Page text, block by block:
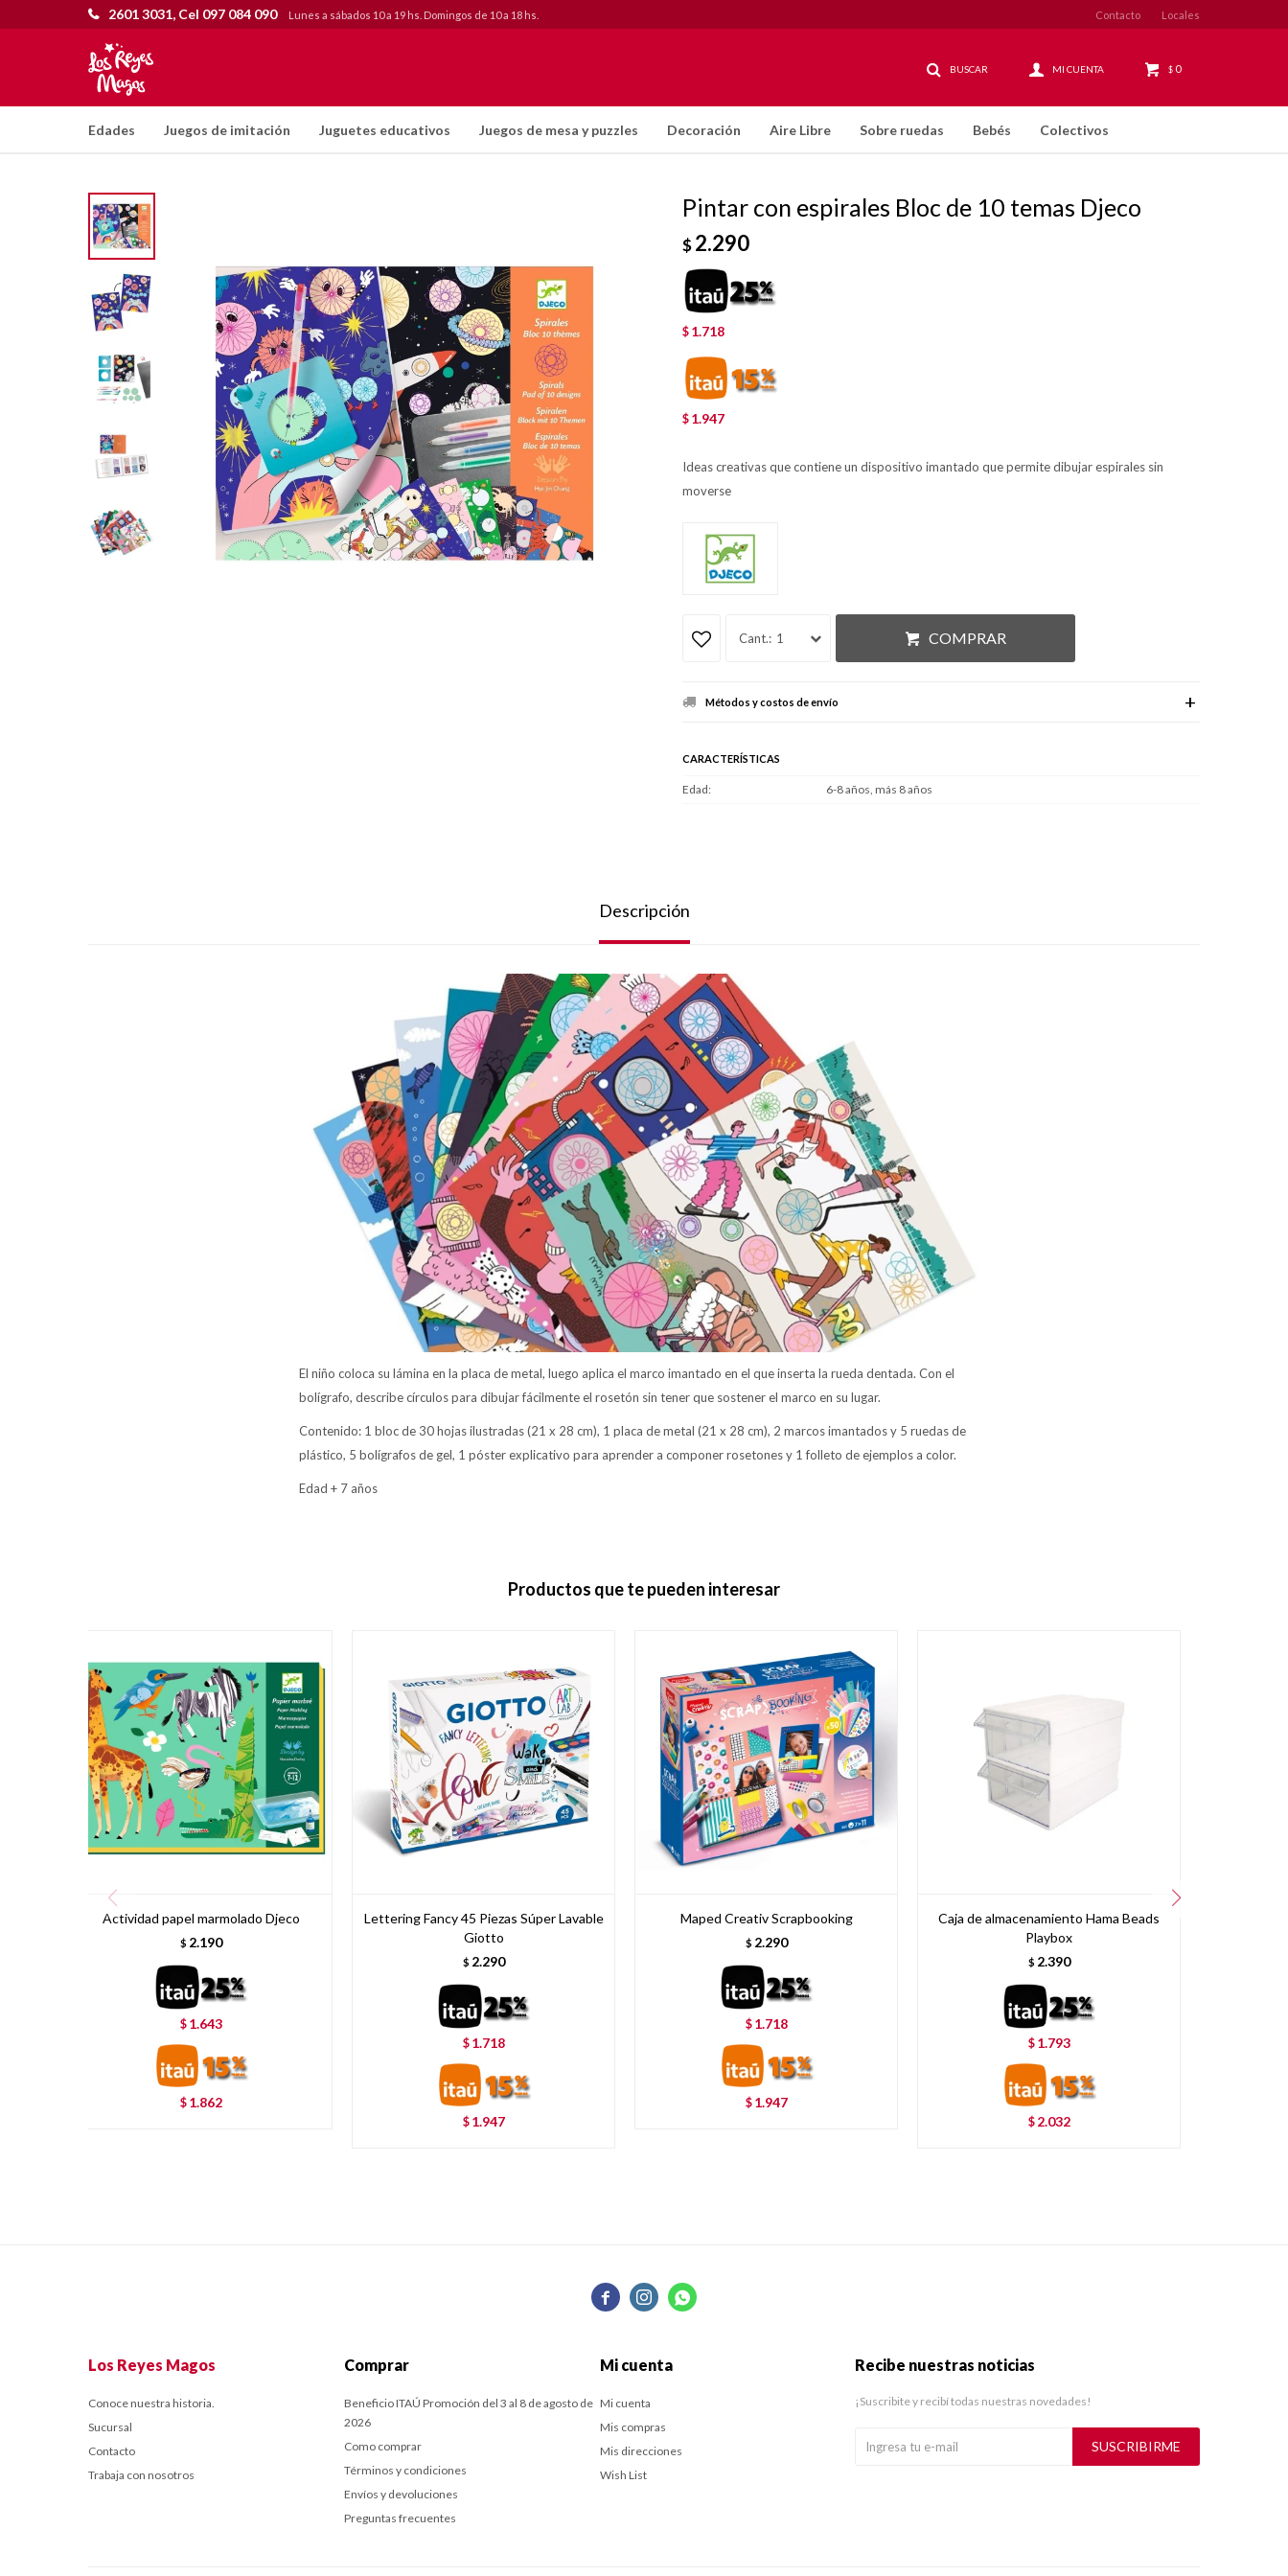
Edades Juegos de imitación Juguetes educativos Juegos de mesa y puzzles Decoración Aire Libre Sobre ruedas Bebés Colectivos
$ 0
2601 3031, Cel 097 084 090 Lunes a sábados 10 a 19 hs. Domingos de 10 a 18 hs. Contacto Locales
Pintar con espirales Bloc de 10 temas Djeco
$2.290
$ 1.718
$ 1.947
Ideas creativas que contiene un dispositivo imantado que permite dibujar espirales sin
moverse
1 COMPRAR
Métodos y costos de envío
CARACTERÍSTICAS
Edad 6-8 años, más 8 años
Descripción
El niño coloca su lámina en la placa de metal, luego aplica el marco imantado en el que inserta la rueda dentada. Con el
bolígrafo, describe círculos para dibujar fácilmente el rosetón sin tener que sostener el marco en su lugar.
Contenido: 1 bloc de 30 hojas ilustradas (21 x 28 cm), 1 placa de metal (21 x 28 cm), 2 marcos imantados y 5 ruedas de
plástico, 5 bolígrafos de gel, 1 póster explicativo para aprender a componer rosetones y 1 folleto de ejemplos a color.
Edad + 7 años
Productos que te pueden interesar
Actividad papel marmolado Djeco
$ 2.190
$ 1.643
$ 1.862
Lettering Fancy 45 Piezas Súper Lavable
Giotto
$ 2.290
$ 1.718
$ 1.947
Maped Creativ Scrapbooking
$ 2.290
$ 1.718
$ 1.947
Caja de almacenamiento Hama Beads
Playbox
$ 2.390
$ 1.793
$ 2.032
  
Los Reyes Magos
Conoce nuestra historia.
Sucursal
Contacto
Trabaja con nosotros
Comprar
Beneficio ITAÚ Promoción del 3 al 8 de agosto de
2026
Como comprar
Términos y condiciones
Envíos y devoluciones
Preguntas frecuentes
Mi cuenta
Mi cuenta
Mis compras
Mis direcciones
Wish List
Recibe nuestras noticias
¡Suscribite y recibí todas nuestras novedades!
SUSCRIBIRME